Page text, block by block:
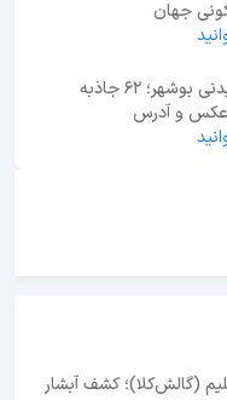
جهان
جاهای دیدنی بوشهر؛ 62 جاذبه
عکس و آدرس
(گالش‌کلا)؛ کشف آبشار